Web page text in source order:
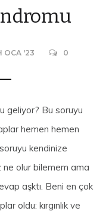
OCA '23 0
geliyor? Bu soruyu
hemen hemen
kendinize
ne olur bilemem ama
aşktı. Beni en çok
oldu: kırgınlık ve